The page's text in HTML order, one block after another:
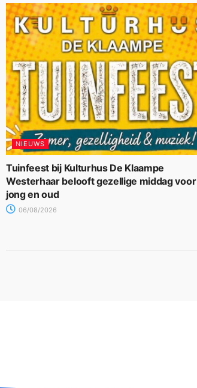
NIEUWS
Tuinfeest bij Kulturhus De Klaampe
Westerhaar belooft gezellige middag voor
jong en oud
06/08/2026